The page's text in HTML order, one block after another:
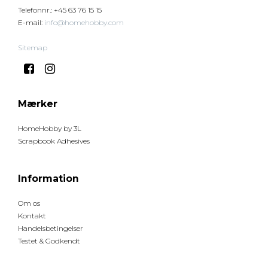
Telefonnr. : +45 63 76 15 15
E-mail: info@homehobby.com
Sitemap
Mærker
HomeHobby by 3L
Scrapbook Adhesives
Information
Om os
Kontakt
Handelsbetingelser
Testet & Godkendt